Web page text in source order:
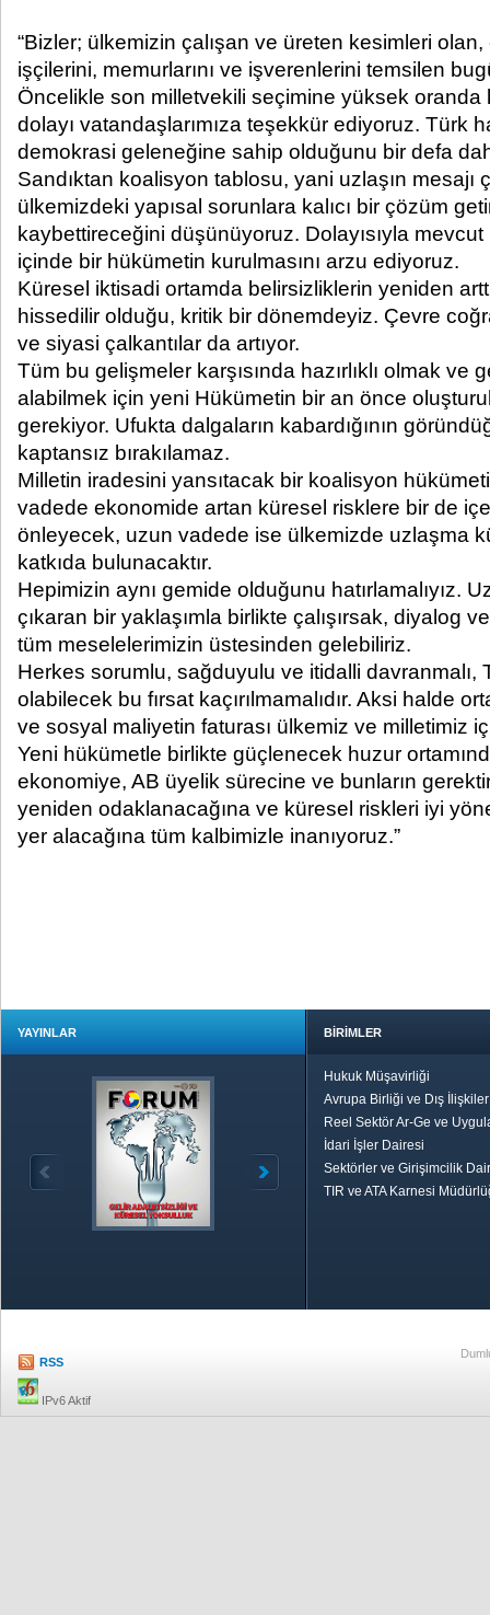
“Bizler; ülkemizin çalışan ve üreten kesimleri olan,
işçilerini, memurlarını ve işverenlerini temsilen
Öncelikle son milletvekili seçimine yüksek oranda
dolayı vatandaşlarımıza teşekkür ediyoruz. Türk
demokrasi geleneğine sahip olduğunu bir defa
Sandıktan koalisyon tablosu, yani uzlaşın mesajı
ülkemizdeki yapısal sorunlara kalıcı bir çözüm
kaybettireceğini düşünüyoruz. Dolayısıyla
içinde bir hükümetin kurulmasını arzu ediyoruz.
Küresel iktisadi ortamda belirsizliklerin yeniden
hissedilir olduğu, kritik bir dönemdeyiz. Çevre
ve siyasi çalkantılar da artıyor.
Tüm bu gelişmeler karşısında hazırlıklı olmak ve
alabilmek için yeni Hükümetin bir an önce
gerekiyor. Ufukta dalgaların kabardığının
kaptansız bırakılamaz.
Milletin iradesini yansıtacak bir koalisyon
vadede ekonomide artan küresel risklere bir de
önleyecek, uzun vadede ise ülkemizde uzlaşma
katkıda bulunacaktır.
Hepimizin aynı gemide olduğunu hatırlamalıyız.
çıkaran bir yaklaşımla birlikte çalışırsak, diyalog
tüm meselelerimizin üstesinden gelebiliriz.
Herkes sorumlu, sağduyulu ve itidalli davranmalı,
olabilecek bu fırsat kaçırılmamalıdır. Aksi halde
ve sosyal maliyetin faturası ülkemiz ve milletimiz
Yeni hükümetle birlikte güçlenecek huzur
ekonomiye, AB üyelik sürecine ve bunların
yeniden odaklanacağına ve küresel riskleri iyi
yer alacağına tüm kalbimizle inanıyoruz.”
YAYINLAR BİRİMLER
Hukuk Müşavirliği
Avrupa Birliği ve Dış
Reel Sektör Ar-Ge ve
İdari İşler Dairesi
Sektörler ve Girişimcilik
TIR ve ATA Karnesi
RSS
IPv6 Aktif